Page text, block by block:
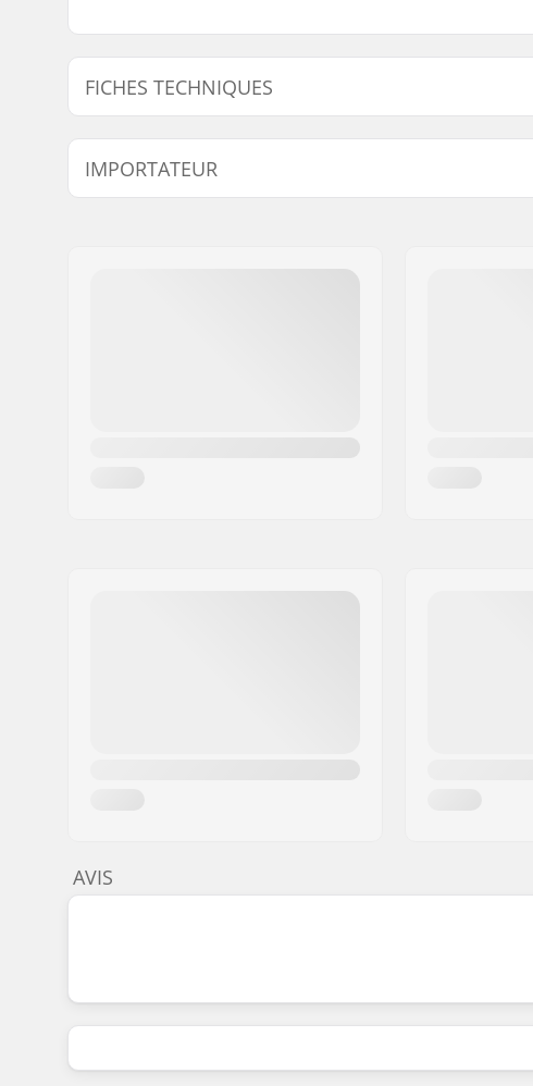
FICHES TECHNIQUES
Diamètre des roues:
58mm
Dureté des roues:
Roue(s) par pack:
4
IMPORTATEUR
AVIS